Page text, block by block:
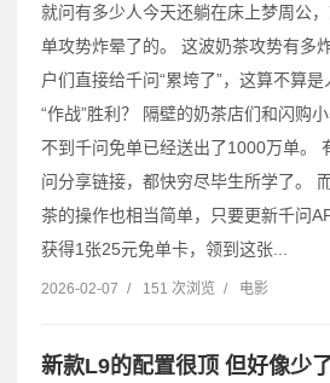
就问有多少人今天还躺在床上梦周公
单攻势炸晕了的。 这波奶茶攻势有多
户们直接给千问“累垮了”，这算不算
“作战”胜利？ 隔壁的奶茶店们和闪购
不到千问免单已经送出了1000万单。
问分享链接，都快穷尽毕生所学了。
茶的操作也相当简单，只要更新千问
获得1张25元免单卡，领到这张...
2026-02-07 / 151 次浏览 / 电影
新款L9的配置很顶 但好像少